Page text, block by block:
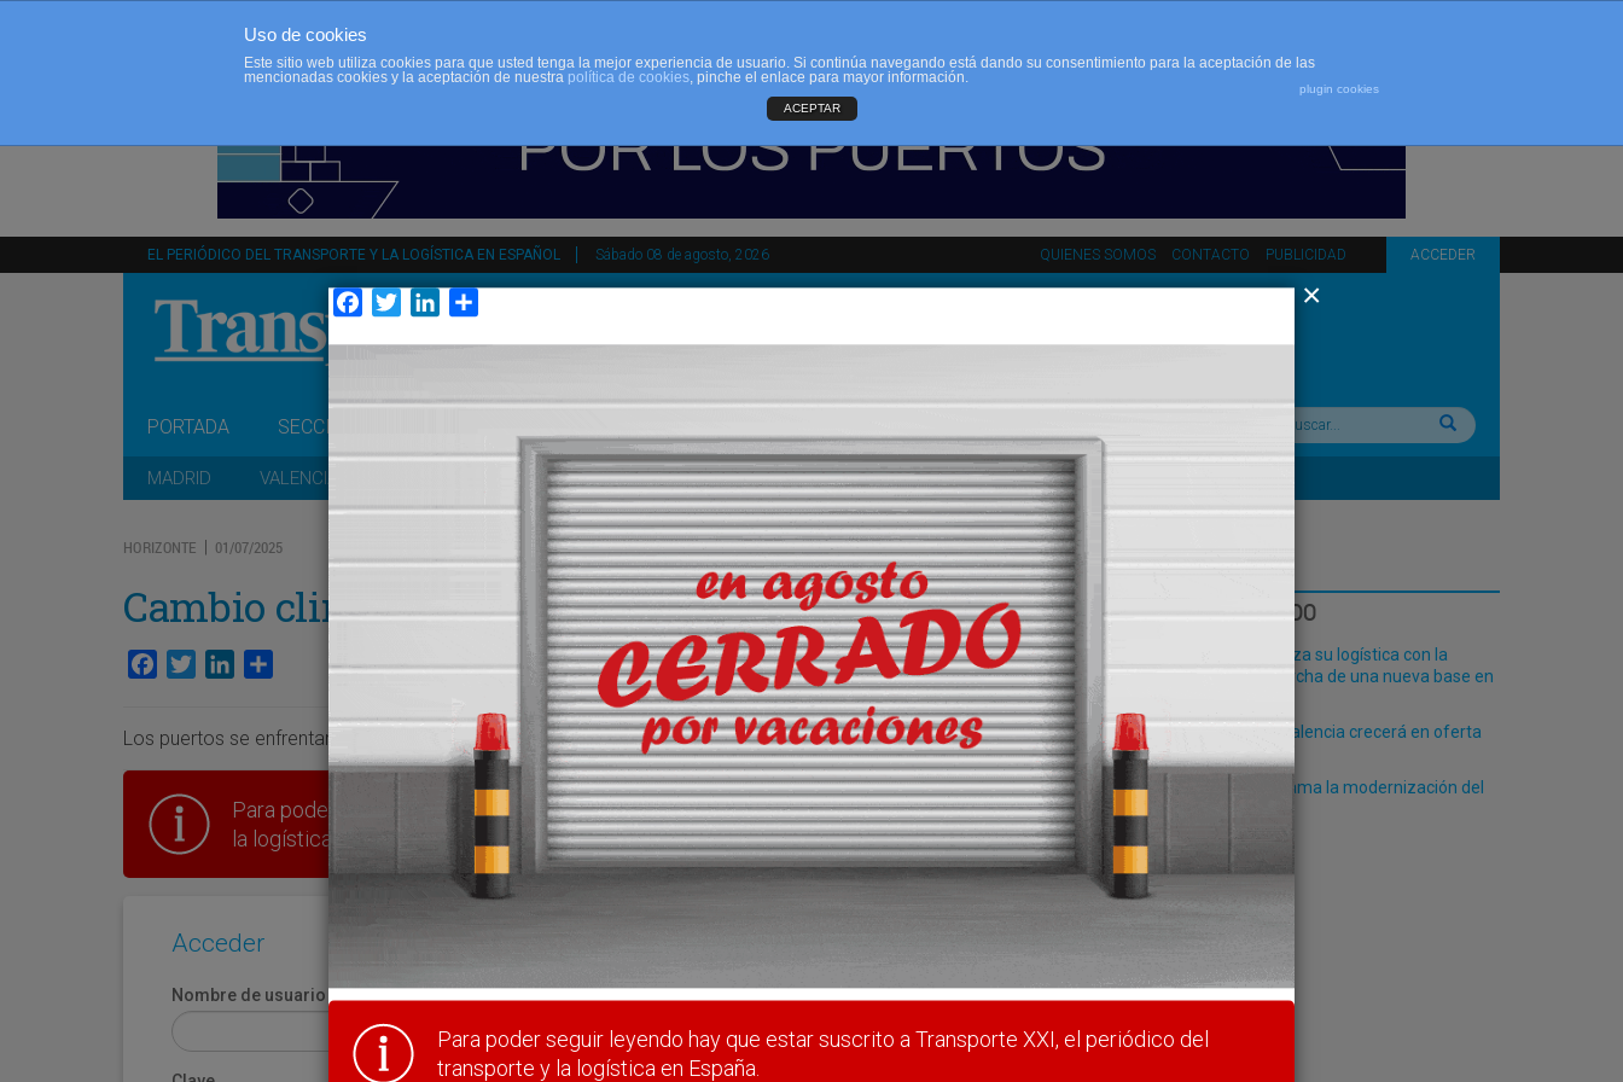
QUIENES SOMOS CONTACTO PUBLICIDAD ACCEDER
EL PERIÓDICO DEL TRANSPORTE Y LA LOGÍSTICA EN ESPAÑOL Sábado 08 de agosto, 2026
PORTADA SECCIONES
MADRID VALENCIA ANDALUCÍA PAÍS VASCO ESPAÑA INTERNACIONAL
HORIZONTE 01/07/2025
Cambio climático
Facebook
TwitterLinkedInCompartir
Los puertos se enfrentan al creciente riesgo de la subida del nivel del mar
Para poder seguir leyendo hay que estar suscrito a Transporte XXI, el periódico del transporte y
la logística en España.
Acceder
Nombre de usuario Nombre de usuario (elija un nombre)*
LO MÁS LEÍDO
Fribasa refuerza su logística con la
puesta en marcha de una nueva base en
El Puerto de Valencia crecerá en oferta
Algeciras reclama la modernización del
Uso de cookies
Este sitio web utiliza cookies para que usted tenga la mejor experiencia de usuario. Si continúa navegando está dando su consentimiento para la aceptación de las
mencionadas cookies y la aceptación de nuestra política de cookies, pinche el enlace para mayor información.
plugin cookies
ACEPTAR
Facebook
TwitterLinkedIn
Para poder seguir leyendo hay que estar suscrito a Transporte XXI, el periódico del
transporte y la logística en España.